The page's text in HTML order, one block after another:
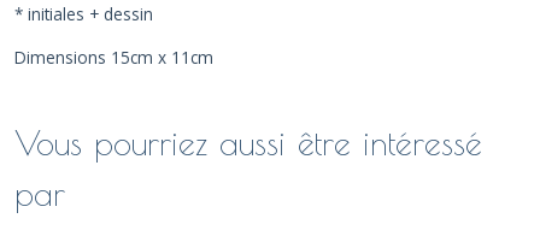
* initiales + dessin
Dimensions 15cm x 11cm
Vous pourriez aussi être intéressé
par